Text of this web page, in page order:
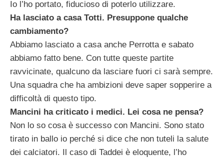
Io l’ho portato, fiducioso di poterlo utilizzare.
Ha lasciato a casa Totti. Presuppone qualche
cambiamento?
Abbiamo lasciato a casa anche Perrotta e sabato
abbiamo fatto bene. Con tutte queste partite
ravvicinate, qualcuno da lasciare fuori ci sarà sempre.
Una squadra che ha ambizioni deve saper sopperire a
difficoltà di questo tipo.
Mancini ha criticato i medici. Lei cosa ne pensa?
Non lo so cosa è successo con Mancini. Sono stato
tirato in ballo io perché si dice che non tuteli la salute
dei calciatori. Il caso di Taddei è eloquente, l’ho